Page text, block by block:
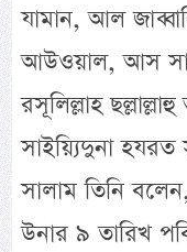
যামান, আল
আউওয়াল, আস
রসূলিল্লাহ
সাইয়্যিদুনা
সালাম তিনি
উনার ৯ তারিখ